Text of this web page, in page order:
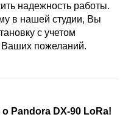
надежность работы.
в нашей студии, Вы
с учетом
Ваших пожеланий.
Pandora DX-90 LoRa!